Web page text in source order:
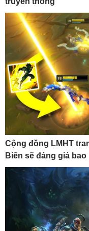
Cộng đồng LMHT
Biến sẽ đáng giá